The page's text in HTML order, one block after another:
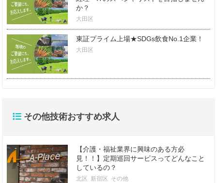
か？
大田区
東証プライム上場★SDGs飲食No.1企業！
大田区
その他技術おすすめ求人
【介護・福祉業界に興味のある方必
見！！】定期巡回サービスってどんなこと
しているの？
北区 新宿区 その他